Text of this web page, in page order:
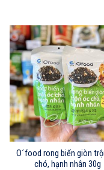
O´food rong biển giòn
chó, hạnh nhân 30g